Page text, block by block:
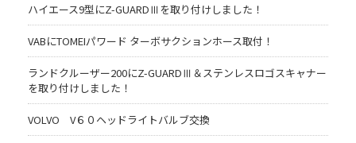
ハイエース9型にZ-GUARDⅢを取り付けしました！
VABにTOMEIパワード ターボサクションホース取付！
ランドクルーザー200にZ-GUARDⅢ＆ステンレスロゴスキャナー
を取り付けしました！
VOLVO V６０ヘッドライトバルブ交換